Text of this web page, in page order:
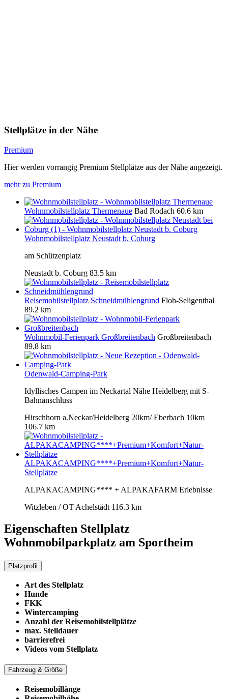
Stellplätze in der Nähe
Premium
Hier werden vorrangig Premium Stellplätze aus der Nähe angezeigt.
mehr zu Premium
Wohnmobilstellplatz Thermenaue Bad Rodach 60.6 km
Wohnmobilstellplatz Neustadt b. Coburg
am Schützenplatz
Neustadt b. Coburg 83.5 km
Reisemobilstellplatz Schneidmühlengrund Floh-Seligenthal
89.2 km
Wohnmobil-Ferienpark Großbreitenbach Großbreitenbach
89.8 km
Odenwald-Camping-Park
Idyllisches Campen im Neckartal Nähe Heidelberg mit S-
Bahnanschluss
Hirschhorn a.Neckar/Heidelberg 20km/ Eberbach 10km
106.7 km
ALPAKACAMPING****+Premium+Komfort+Natur-
Stellplätze
ALPAKACAMPING**** + ALPAKAFARM Erlebnisse
Witzleben / OT Achelstädt 116.3 km
Eigenschaften Stellplatz
Wohnmobilparkplatz am Sportheim
Platzprofil
Art des Stellplatz
Hunde
FKK
Wintercamping
Anzahl der Reisemobilstellplätze
max. Stelldauer
barrierefrei
Videos vom Stellplatz
Fahrzeug & Größe
Reisemobillänge